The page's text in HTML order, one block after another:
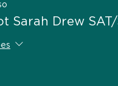
Sarah Drew SAT/